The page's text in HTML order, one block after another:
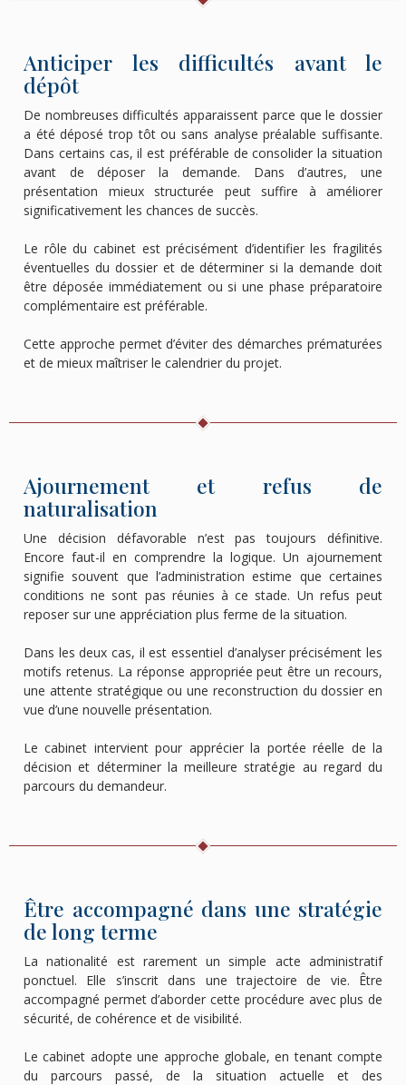
Anticiper les difficultés avant le
dépôt
De nombreuses difficultés apparaissent parce que le dossier
a été déposé trop tôt ou sans analyse préalable suffisante.
Dans certains cas, il est préférable de consolider la situation
avant de déposer la demande. Dans d’autres, une
présentation mieux structurée peut suffire à améliorer
significativement les chances de succès.
Le rôle du cabinet est précisément d’identifier les fragilités
éventuelles du dossier et de déterminer si la demande doit
être déposée immédiatement ou si une phase préparatoire
complémentaire est préférable.
Cette approche permet d’éviter des démarches prématurées
et de mieux maîtriser le calendrier du projet.
Ajournement et refus de
naturalisation
Une décision défavorable n’est pas toujours définitive.
Encore faut-il en comprendre la logique. Un ajournement
signifie souvent que l’administration estime que certaines
conditions ne sont pas réunies à ce stade. Un refus peut
reposer sur une appréciation plus ferme de la situation.
Dans les deux cas, il est essentiel d’analyser précisément les
motifs retenus. La réponse appropriée peut être un recours,
une attente stratégique ou une reconstruction du dossier en
vue d’une nouvelle présentation.
Le cabinet intervient pour apprécier la portée réelle de la
décision et déterminer la meilleure stratégie au regard du
parcours du demandeur.
Être accompagné dans une stratégie
de long terme
La nationalité est rarement un simple acte administratif
ponctuel. Elle s’inscrit dans une trajectoire de vie. Être
accompagné permet d’aborder cette procédure avec plus de
sécurité, de cohérence et de visibilité.
Le cabinet adopte une approche globale, en tenant compte
du parcours passé, de la situation actuelle et des